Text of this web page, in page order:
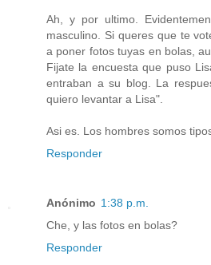
Ah, y por ultimo.
masculino. Si queres que te
a poner fotos tuyas en bolas,
Fijate la encuesta que puso
entraban a su blog. La
quiero levantar a Lisa".
Asi es. Los hombres somos
Responder
Anónimo 1:38 p.m.
Che, y las fotos en bolas?
Responder